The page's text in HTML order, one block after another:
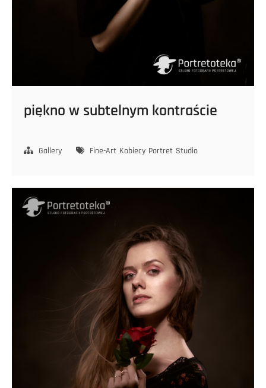
piękno w subtelnym kontraście
Gallery Fine-Art Kobiecy Portret Studio